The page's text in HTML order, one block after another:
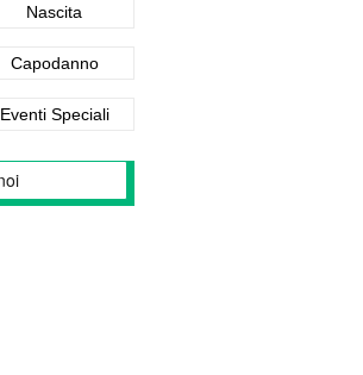
Nascita
Capodanno
Eventi Speciali